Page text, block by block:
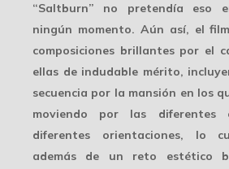
“Saltburn” no pretendía eso
ningún momento. Aún así, el
composiciones brillantes por el
ellas de indudable mérito,
secuencia por la mansión en los
moviendo por las diferentes
diferentes orientaciones, lo
además de un reto estético